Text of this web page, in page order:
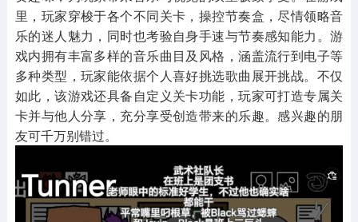
里，玩家穿梭于各个不同关卡，操控节奏盒，尽情领略音
乐的迷人魅力，同时也考验自身手速与节奏感知能力。游
戏内拥有丰富多样的音乐曲目及风格，涵盖流行到电子等
多种类型，玩家能依据个人喜好挑选歌曲展开挑战。不仅
如此，该游戏还具备自定义关卡功能，玩家可打造专属关
卡并与他人分享，充分享受创造带来的乐趣。感兴趣的朋
友可千万别错过。